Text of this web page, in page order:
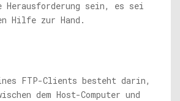
Herausforderung sein, es sei
Hilfe zur Hand.
FTP-Clients besteht darin,
dem Host-Computer und